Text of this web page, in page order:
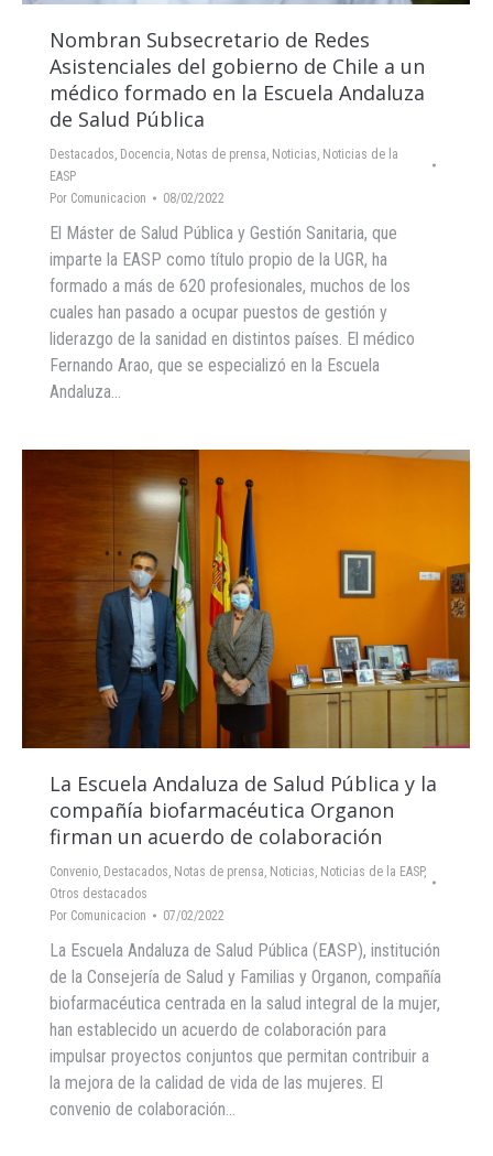
Nombran Subsecretario de Redes
Asistenciales del gobierno de Chile a un
médico formado en la Escuela Andaluza
de Salud Pública
Destacados, Docencia, Notas de prensa, Noticias, Noticias de la
EASP
Por Comunicacion 08/02/2022
El Máster de Salud Pública y Gestión Sanitaria, que
imparte la EASP como título propio de la UGR, ha
formado a más de 620 profesionales, muchos de los
cuales han pasado a ocupar puestos de gestión y
liderazgo de la sanidad en distintos países. El médico
Fernando Arao, que se especializó en la Escuela
Andaluza…
La Escuela Andaluza de Salud Pública y la
compañía biofarmacéutica Organon
firman un acuerdo de colaboración
Convenio, Destacados, Notas de prensa, Noticias, Noticias de la EASP,
Otros destacados
Por Comunicacion 07/02/2022
La Escuela Andaluza de Salud Pública (EASP), institución
de la Consejería de Salud y Familias y Organon, compañía
biofarmacéutica centrada en la salud integral de la mujer,
han establecido un acuerdo de colaboración para
impulsar proyectos conjuntos que permitan contribuir a
la mejora de la calidad de vida de las mujeres. El
convenio de colaboración…